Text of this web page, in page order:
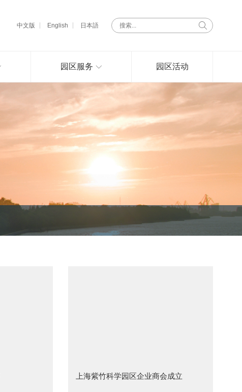
中文版 English 日本語
园区服务 园区活动
上海紫竹科学园区企业商会成立